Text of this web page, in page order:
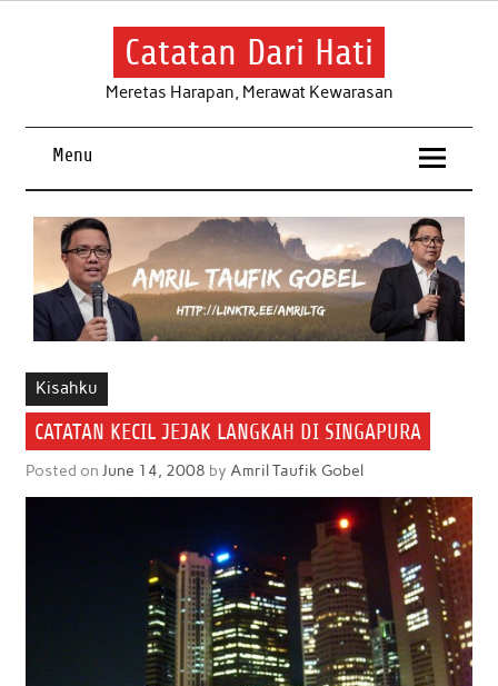
Skip
Catatan Dari Hati
Meretas Harapan, Merawat Kewarasan
Menu
Kisahku
CATATAN KECIL JEJAK LANGKAH DI SINGAPURA
Posted on June 14, 2008 by Amril Taufik Gobel